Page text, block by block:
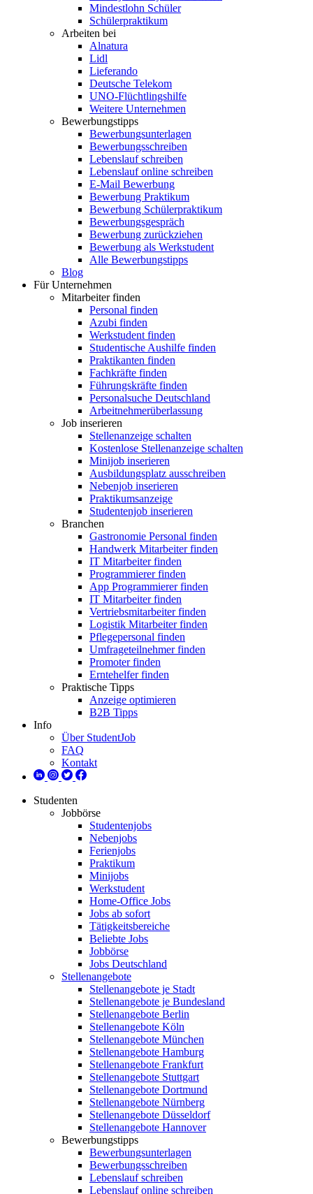
Mindestlohn Schüler
Schülerpraktikum
Arbeiten bei
Alnatura
Lidl
Lieferando
Deutsche Telekom
UNO-Flüchtlingshilfe
Weitere Unternehmen
Bewerbungstipps
Bewerbungsunterlagen
Bewerbungsschreiben
Lebenslauf schreiben
Lebenslauf online schreiben
E-Mail Bewerbung
Bewerbung Praktikum
Bewerbung Schülerpraktikum
Bewerbungsgespräch
Bewerbung zurückziehen
Bewerbung als Werkstudent
Alle Bewerbungstipps
Blog
Für Unternehmen
Mitarbeiter finden
Personal finden
Azubi finden
Werkstudent finden
Studentische Aushilfe finden
Praktikanten finden
Fachkräfte finden
Führungskräfte finden
Personalsuche Deutschland
Arbeitnehmerüberlassung
Job inserieren
Stellenanzeige schalten
Kostenlose Stellenanzeige schalten
Minijob inserieren
Ausbildungsplatz ausschreiben
Nebenjob inserieren
Praktikumsanzeige
Studentenjob inserieren
Branchen
Gastronomie Personal finden
Handwerk Mitarbeiter finden
IT Mitarbeiter finden
Programmierer finden
App Programmierer finden
IT Mitarbeiter finden
Vertriebsmitarbeiter finden
Logistik Mitarbeiter finden
Pflegepersonal finden
Umfrageteilnehmer finden
Promoter finden
Erntehelfer finden
Praktische Tipps
Anzeige optimieren
B2B Tipps
Info
Über StudentJob
FAQ
Kontakt
Studenten
Jobbörse
Studentenjobs
Nebenjobs
Ferienjobs
Praktikum
Minijobs
Werkstudent
Home-Office Jobs
Jobs ab sofort
Tätigkeitsbereiche
Beliebte Jobs
Jobbörse
Jobs Deutschland
Stellenangebote
Stellenangebote je Stadt
Stellenangebote je Bundesland
Stellenangebote Berlin
Stellenangebote Köln
Stellenangebote München
Stellenangebote Hamburg
Stellenangebote Frankfurt
Stellenangebote Stuttgart
Stellenangebote Dortmund
Stellenangebote Nürnberg
Stellenangebote Düsseldorf
Stellenangebote Hannover
Bewerbungstipps
Bewerbungsunterlagen
Bewerbungsschreiben
Lebenslauf schreiben
Lebenslauf online schreiben